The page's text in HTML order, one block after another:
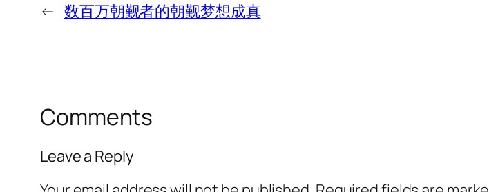
← 数百万朝觐者的朝觐梦想成真
Comments
Leave a Reply